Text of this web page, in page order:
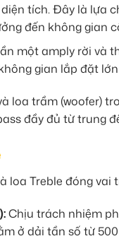
tích. Đây là lựa
đến không gian
một amply rời và
gian lắp đặt
loa trầm (woofer)
đầy đủ từ trung
loa Treble đóng
Chịu trách nhiệm
ở dải tần số từ